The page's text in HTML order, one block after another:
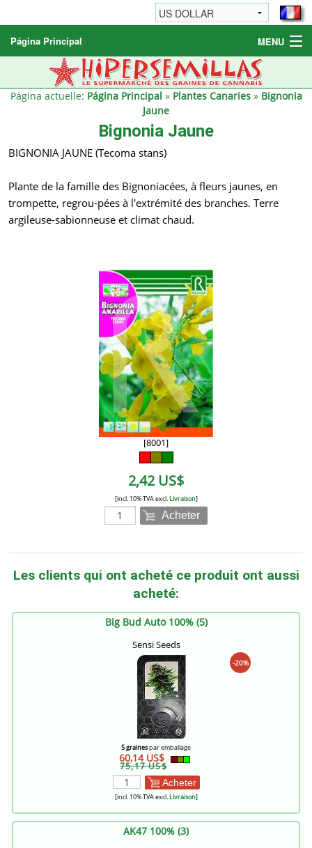
Página Principal MENU
Graines de cannabis
Autres produits
Página actuelle: Página Principal » Plantes Canaries» Bignonia
Jaune
Bignonia Jaune
BIGNONIA JAUNE (Tecoma stans)
Plante de la famille des Bignoniacées, à fleurs jaunes, en
trompette, regrou-pées à l'extrémité des branches. Terre
argileuse-sabionneuse et climat chaud.
[8001]
2,42 US$
[incl. 10% TVA excl. Livraison]
Acheter
Les clients qui ont acheté ce produit ont aussi
acheté:
Big Bud Auto 100% (5)
Sensi Seeds
-20%
5 grainespar emballage
60,14 US$
75,17 US$
Acheter
[incl. 10% TVA excl.Livraison]
AK47 100% (3)